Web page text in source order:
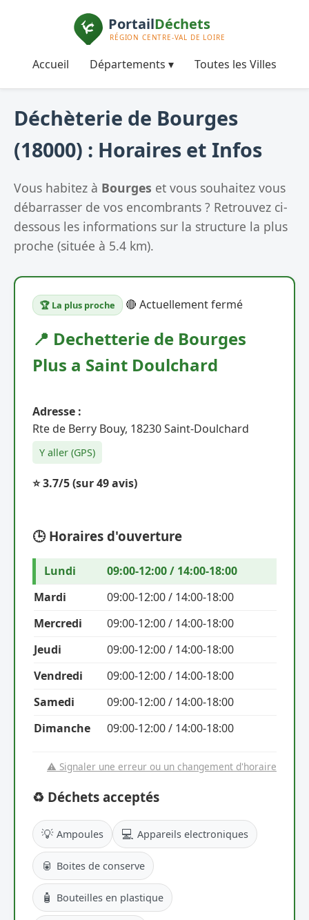
Accueil Départements ▾ Toutes les Villes
Déchèterie de Bourges
(18000) : Horaires et Infos
Vous habitez à Bourges et vous souhaitez vous
débarrasser de vos encombrants ? Retrouvez ci-
dessous les informations sur la structure la plus
proche (située à 5.4 km).
🏆 La plus proche 🔴 Actuellement fermé
📍 Dechetterie de Bourges
Plus a Saint Doulchard
Adresse :
Rte de Berry Bouy, 18230 Saint-Doulchard
Y aller (GPS)
⭐ 3.7/5(sur 49 avis)
🕒 Horaires d'ouverture
Lundi
09:00-12:00 / 14:00-18:00
Mardi
09:00-12:00 / 14:00-18:00
Mercredi
09:00-12:00 / 14:00-18:00
Jeudi
09:00-12:00 / 14:00-18:00
Vendredi
09:00-12:00 / 14:00-18:00
Samedi
09:00-12:00 / 14:00-18:00
Dimanche
09:00-12:00 / 14:00-18:00
⚠️ Signaler une erreur ou un changement d'horaire
♻️ Déchets acceptés
💡 Ampoules 💻 Appareils electroniques
🥫 Boites de conserve
🧴 Bouteilles en plastique